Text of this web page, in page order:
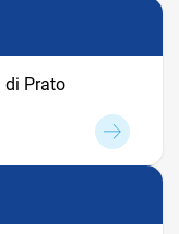
di Prato